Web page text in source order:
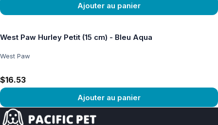
Ajouter au panier
West Paw Hurley Petit (15 cm) - Bleu Aqua
West Paw
$16.53
Ajouter au panier
Voir le produit